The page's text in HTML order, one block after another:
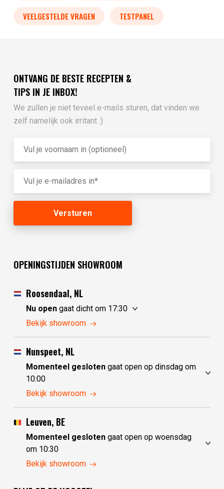
VEELGESTELDE VRAGEN TESTPANEL
ONTVANG DE BESTE RECEPTEN &
TIPS IN JE INBOX!
We zullen je niet teveel e-mails sturen, dat vinden we
zelf namelijk ook irritant :)
OPENINGSTIJDEN SHOWROOM
Roosendaal, NL
Nu opengaat dicht om 17:30
zondag
maandag
10:00 - 17:30
dinsdag
woensdag
gesloten
donderdag
10:00 - 17:30
vrijdag
Bekijk showroom
Nunspeet, NL
Momenteel geslotengaat open op dinsdag om
10:00
zondag
maandag
gesloten
dinsdag
woensdag
10:00 - 17:30
donderdag
10:00 - 17:30
vrijdag
Bekijk showroom
Leuven, BE
Momenteel geslotengaat open op woensdag
om 10:30
zondag
Bekijk showroom